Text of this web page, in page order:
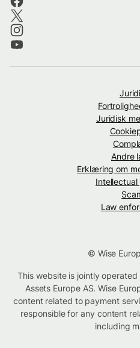
Juridisk
Andre
Erklæring om
Law
© Wise
This website is jointly operated
Assets Europe AS. Wise
content related to payment
responsible for any content
including